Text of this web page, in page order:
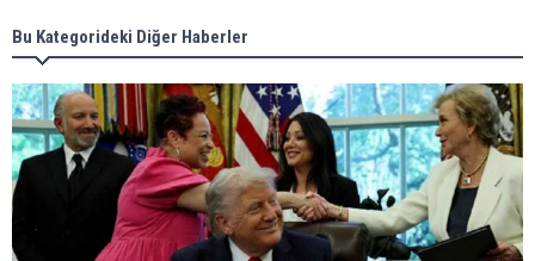
Bu Kategorideki Diğer Haberler